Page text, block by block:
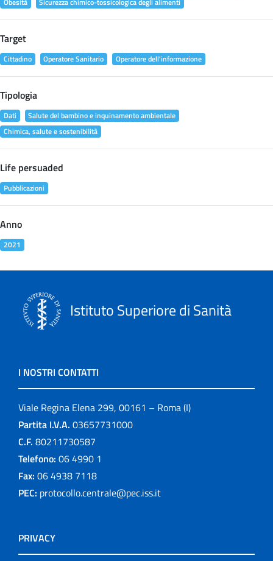
Target
Cittadino Operatore Sanitario Operatore dell'informazione
Tipologia
Dati
Salute del bambino e inquinamento ambientale
Chimica, salute e sostenibilità
Life persuaded
Pubblicazioni
Anno
2021
Istituto Superiore di Sanità
I NOSTRI CONTATTI
Viale Regina Elena 299, 00161 – Roma (I)
Partita I.V.A. 03657731000
C.F. 80211730587
Telefono: 06 4990 1
Fax: 06 4938 7118
PEC: protocollo.centrale@pec.iss.it
PRIVACY